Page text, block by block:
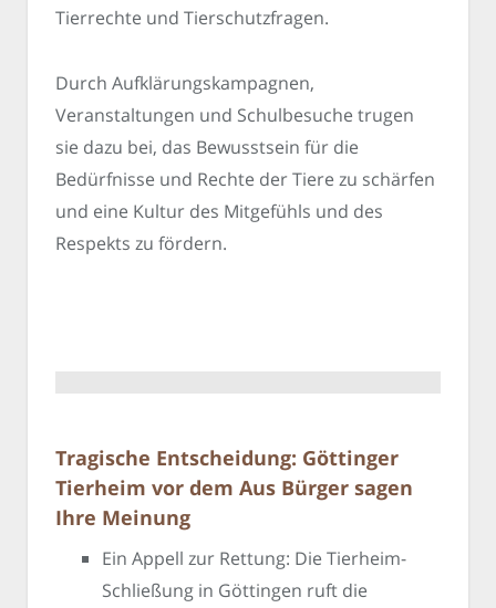
Tierrechte und Tierschutzfragen.
Durch Aufklärungskampagnen,
Veranstaltungen und Schulbesuche trugen
sie dazu bei, das Bewusstsein für die
Bedürfnisse und Rechte der Tiere zu schärfen
und eine Kultur des Mitgefühls und des
Respekts zu fördern.
Tragische Entscheidung: Göttinger
Tierheim vor dem Aus Bürger sagen
Ihre Meinung
Ein Appell zur Rettung: Die Tierheim-
Schließung in Göttingen ruft die